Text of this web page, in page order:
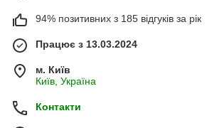
94% позитивних з 185 відгуків за рік
Працює з 13.03.2024
м. Київ
Київ, Україна
Контакти